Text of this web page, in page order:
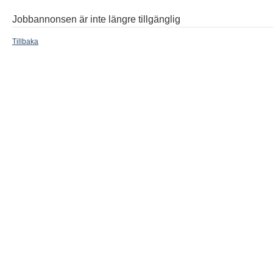
Jobbannonsen är inte längre tillgänglig
Tillbaka